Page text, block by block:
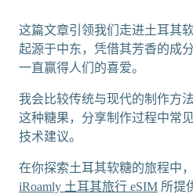
这篇文章引领我们走进土耳其
起源于中东，凭借其芳香的成
一直赢得人们的喜爱。
我会比较传统与现代的制作方
这种糖果，分享制作过程中常
技术建议。
在你探索土耳其软糖的旅程中
iRoamly 土耳其旅行 eSIM 所提